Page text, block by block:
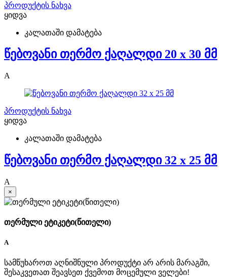
პროდუქტის ნახვა
ყიდვა
კალათაში დამატება
წებოვანი თერმო ქაღალდი 20 x 30 მმ
A
პროდუქტის ნახვა
ყიდვა
კალათაში დამატება
წებოვანი თერმო ქაღალდი 32 x 25 მმ
A
×
თერმული ეტიკეტი(წითელი)
A
სამწუხაროთ აღნიშნული პროდუქტი არ არის მარაგში,
შესაკვეთათ შეავსეთ ქვემოთ მოცემული ველები!